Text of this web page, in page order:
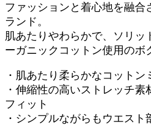
ファッションと着心地を融合
ランド。
肌あたりやわらかで、ソリッ
ーガニックコットン使用のボ
・肌あたり柔らかなコットン
・伸縮性の高いストレッチ
フィット
・シンプルながらもウエス